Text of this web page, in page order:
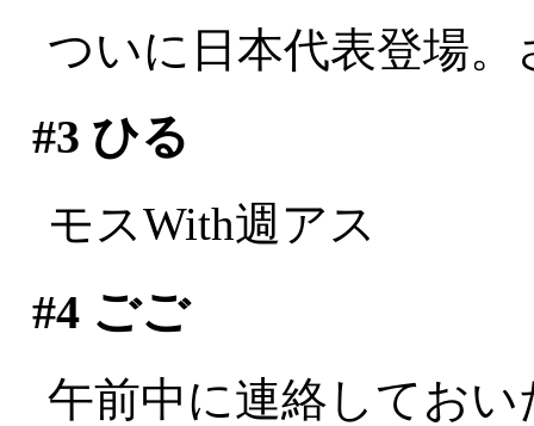
ついに日本代表登場
#3 ひる
モスWith週アス
#4ごご
午前中に連絡してお